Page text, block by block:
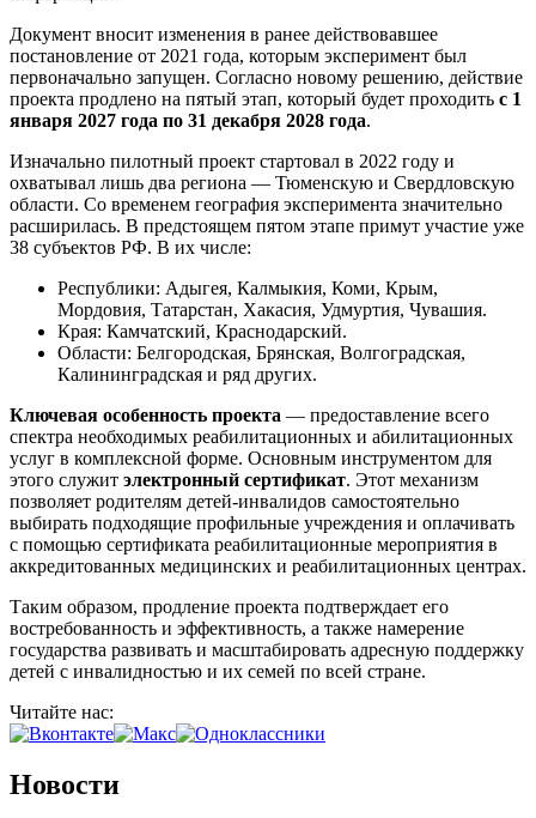
Документ вносит изменения в ранее действовавшее
постановление от 2021 года, которым эксперимент был
первоначально запущен. Согласно новому решению, действие
проекта продлено на пятый этап, который будет проходить с 1
января 2027 года по 31 декабря 2028 года.
Изначально пилотный проект стартовал в 2022 году и
охватывал лишь два региона — Тюменскую и Свердловскую
области. Со временем география эксперимента значительно
расширилась. В предстоящем пятом этапе примут участие уже
38 субъектов РФ. В их числе:
Республики: Адыгея, Калмыкия, Коми, Крым,
Мордовия, Татарстан, Хакасия, Удмуртия, Чувашия.
Края: Камчатский, Краснодарский.
Области: Белгородская, Брянская, Волгоградская,
Калининградская и ряд других.
Ключевая особенность проекта — предоставление всего
спектра необходимых реабилитационных и абилитационных
услуг в комплексной форме. Основным инструментом для
этого служит электронный сертификат. Этот механизм
позволяет родителям детей-инвалидов самостоятельно
выбирать подходящие профильные учреждения и оплачивать
с помощью сертификата реабилитационные мероприятия в
аккредитованных медицинских и реабилитационных центрах.
Таким образом, продление проекта подтверждает его
востребованность и эффективность, а также намерение
государства развивать и масштабировать адресную поддержку
детей с инвалидностью и их семей по всей стране.
Читайте нас:
Новости